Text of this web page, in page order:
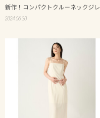
新作！コンパクトクルーネックジレ
2024.06.30